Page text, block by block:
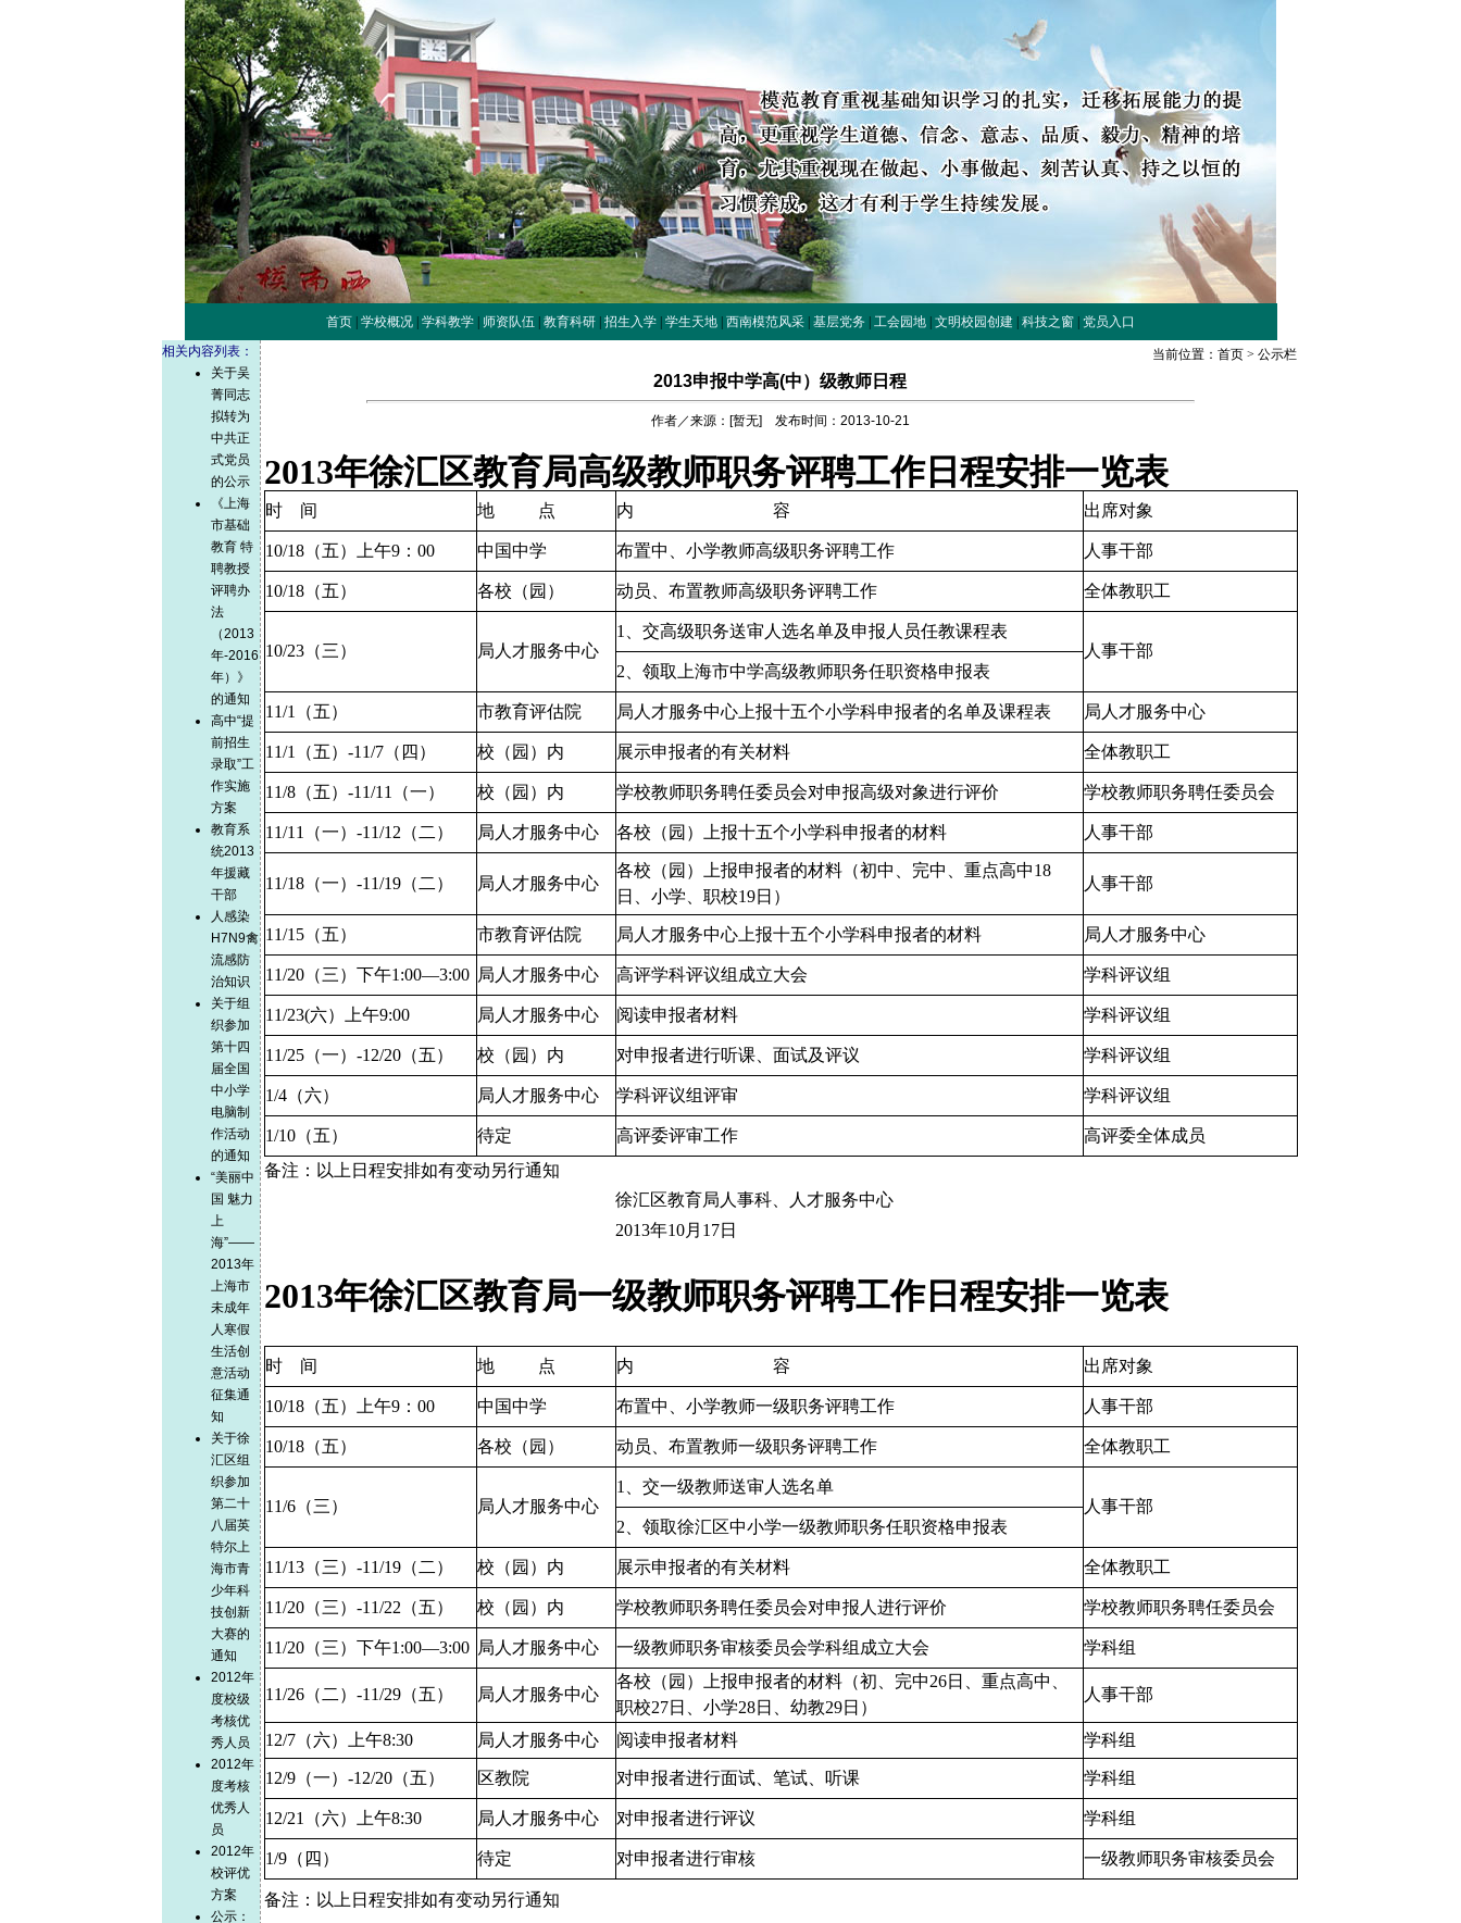
首页 学校概况 学科教学 师资队伍 教育科研 招生入学 学生天地 西南模范风采 基层党务 工会园地 文明校园创建 科技之窗 党员入口
相关内容列表：
关于吴
菁同志
拟转为
中共正
式党员
的公示
《上海
市基础
教育 特
聘教授
评聘办
法
（2013
年-2016
年）》
的通知
高中“提
前招生
录取”工
作实施
方案
教育系
统2013
年援藏
干部
人感染
H7N9禽
流感防
治知识
关于组
织参加
第十四
届全国
中小学
电脑制
作活动
的通知
“美丽中
国 魅力
上
海”——
2013年
上海市
未成年
人寒假
生活创
意活动
征集通
知
关于徐
汇区组
织参加
第二十
八届英
特尔上
海市青
少年科
技创新
大赛的
通知
2012年
度校级
考核优
秀人员
2012年
度考核
优秀人
员
2012年
校评优
方案
公示：
当前位置： 首页> 公示栏
2013申报中学高(中）级教师日程
作者／来源：[暂无] 发布时间：2013-10-21
2013年徐汇区教育局高级教师职务评聘工作日程安排一览表
时 间 地 点 内 容 出席对象
10/18（五）上午9： 00 中国中学 布置中、小学教师高级职务评聘工作 人事干部
10/18（五） 各校（园） 动员、布置教师高级职务评聘工作 全体教职工
10/23（三） 局人才服务中心
1
、交高级职务送审人选名单及申报人员任教课程表
人事干部
2 、领取上海市中学高级教师职务任职资格申报表
11/1 （五） 市教育评估院 局人才服务中心上报十五个小学科申报者的名单及课程表 局人才服务中心
11/1 （五） -11/7（四） 校（园）内 展示申报者的有关材料 全体教职工
11/8（五） -11/11 （一） 校（园）内 学校教师职务聘任委员会对申报高级对象进行评价 学校教师职务聘任委员会
11/11 （一） -11/12 （二） 局人才服务中心 各校（园）上报十五个小学科申报者的材料 人事干部
11/18（一） -11/19（二） 局人才服务中心
各校（园）上报申报者的材料（初中 、完中、重点高中18
日、 小学、职校19日）
人事干部
1 1/15（五） 市教育评估院 局人才服务中心上报十五个小学科申报者的材料 局人才服务中心
11/20（三）下午1:00—3:00 局人才服务中心 高评学科评议组成立大会 学科评议组
11/23(六）上午9:00 局人才服务中心 阅读申报者材料 学科评议组
11/25（一） -12/20（五） 校（园）内 对申报者进行听课、面试及评议 学科评议组
1/4（六） 局人才服务中心 学科评议组评审 学科评议组
1/10（五） 待定 高评委评审工作
高评委全体成员
备注：以上日程安排如有变动另行通知
徐汇区教育局人事科、人才服务中心
2013年10月17日
2013年徐汇区教育局一级教师职务评聘工作日程安排一览表
时 间 地 点 内 容 出席对象
10/18（五）上午9： 00 中国中学 布置中、小学教师一级职务评聘工作 人事干部
10/18（五） 各校（园） 动员、布置教师一级职务评聘工作 全体教职工
11/6（三） 局人才服务中心
1
、交一级教师送审人选名单
人事干部
2 、领取徐汇区中小学一级教师职务任职资格申报表
11/13（三） -11/19（二） 校（园）内 展示申报者的有关材料 全体教职工
11/20（三） -11/22 （五） 校（园）内 学校教师职务聘任委员会对申报人进行评价 学校教师职务聘任委员会
11/20（三）下午1:00—3:00 局人才服务中心 一级教师职务审核委员会学科组成立大会 学科组
11/26（二） -11/29（五） 局人才服务中心
各校（园）上报申报者的材料（初、完中26日、重点高中、
职校27日、小学28日、幼教29日 ）
人事干部
12/7（六）上午8:30 局人才服务中心 阅读申报者材料 学科组
12/9（一） -12/20（五） 区教院 对申报者进行面试、笔试、听课 学科组
12/21 （六）上午8:30 局人才服务中心 对申报者进行评议 学科组
1/9（四） 待定 对申报者进行审核 一级教师职务审核委员会
备注：以上日程安排如有变动另行通知